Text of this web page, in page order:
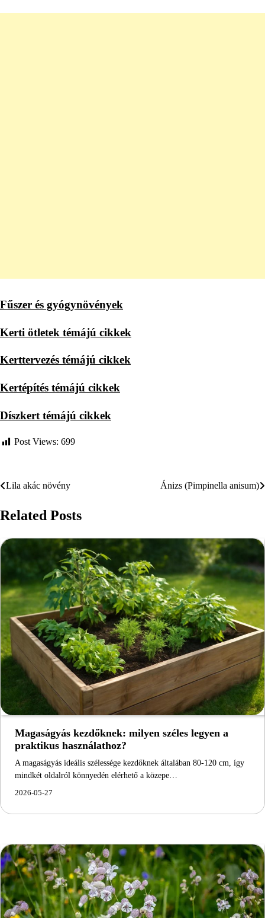
Fűszer és gyógynövények
Kerti ötletek témájú cikkek
Kerttervezés témájú cikkek
Kertépítés témájú cikkek
Díszkert témájú cikkek
Post Views: 699
Bejegyzés
navigáció
Lila akác növény Ánizs (Pimpinella anisum)
Related Posts
Magaságyás kezdőknek: milyen széles legyen a
praktikus használathoz?
A magaságyás ideális szélessége kezdőknek általában 80-120 cm, így
mindkét oldalról könnyedén elérhető a közepe…
2026-05-27